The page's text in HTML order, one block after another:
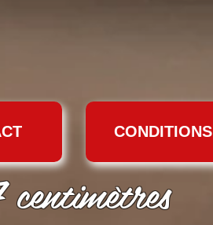
CONDITIONS